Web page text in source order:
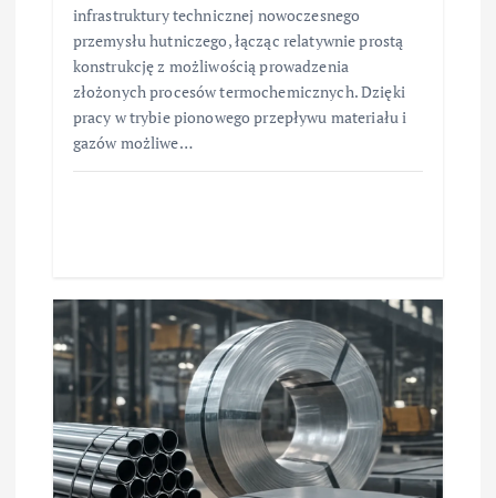
infrastruktury technicznej nowoczesnego
przemysłu hutniczego, łącząc relatywnie prostą
konstrukcję z możliwością prowadzenia
złożonych procesów termochemicznych. Dzięki
pracy w trybie pionowego przepływu materiału i
gazów możliwe…